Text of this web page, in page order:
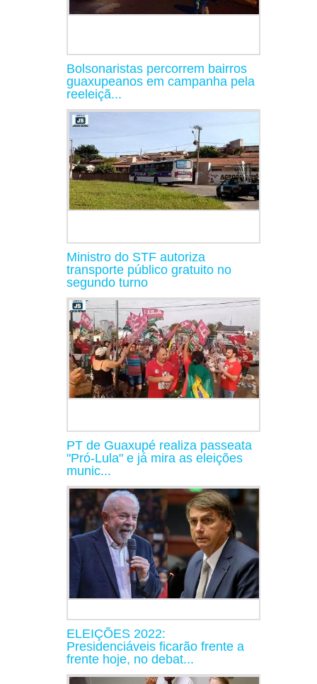
Bolsonaristas percorrem bairros
guaxupeanos em campanha pela
reeleiçã...
Ministro do STF autoriza
transporte público gratuito no
segundo turno
PT de Guaxupé realiza passeata
"Pró-Lula" e já mira as eleições
munic...
ELEIÇÕES 2022:
Presidenciáveis ficarão frente a
frente hoje, no debat...